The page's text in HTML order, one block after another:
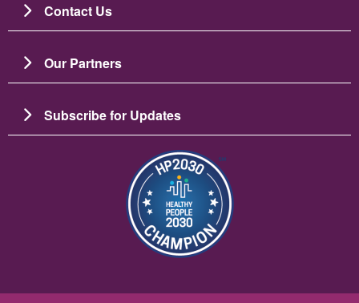
Contact Us
Our Partners
Subscribe for Updates
Image